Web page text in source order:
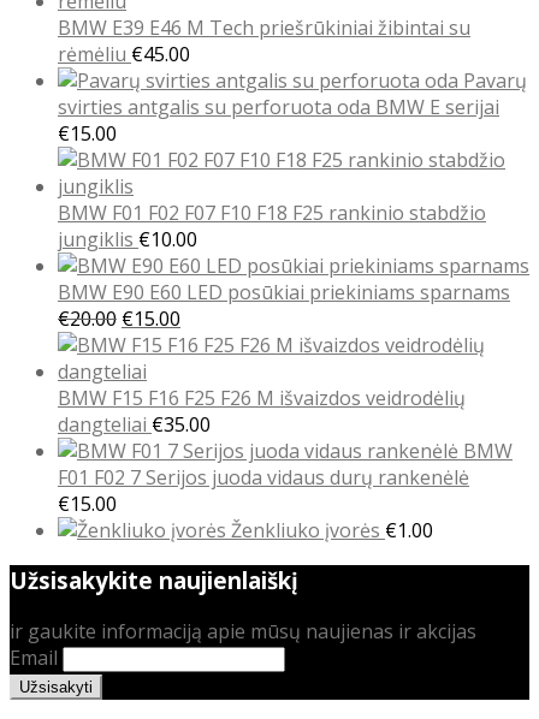
BMW E39 E46 M Tech priešrūkiniai žibintai su
rėmėliu €45.00
Pavarų
svirties antgalis su perforuota oda BMW E serijai
€15.00
BMW F01 F02 F07 F10 F18 F25 rankinio stabdžio
jungiklis €10.00
BMW E90 E60 LED posūkiai priekiniams sparnams
€20.00 Original
price
was:
€20.00.
€15.00
price
€15.00.
BMW F15 F16 F25 F26 M išvaizdos veidrodėlių
dangteliai €35.00
BMW
F01 F02 7 Serijos juoda vidaus durų rankenėlė
€15.00
Ženkliuko įvorės €1.00
Užsisakykite naujienlaiškį
ir gaukite informaciją apie mūsų naujienas ir akcijas
Email